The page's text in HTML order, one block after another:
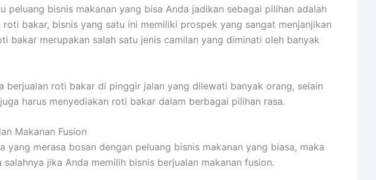
peluang bisnis makanan yang bisa Anda jadikan sebagai pilihan adalah
roti bakar, bisnis yang satu ini memiliki prospek yang sangat menjanjikan
bakar merupakan salah satu jenis camilan yang diminati oleh banyak
berjualan roti bakar di pinggir jalan yang dilewati banyak orang, selain
harus menyediakan roti bakar dalam berbagai pilihan rasa.
Makanan Fusion
yang merasa bosan dengan peluang bisnis makanan yang biasa, maka
salahnya jika Anda memilih bisnis berjualan makanan fusion.